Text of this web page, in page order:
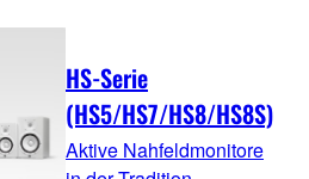
HS-Serie
(HS5/HS7/HS8/HS8S)
Aktive Nahfeldmonitore